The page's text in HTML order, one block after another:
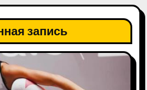
запись